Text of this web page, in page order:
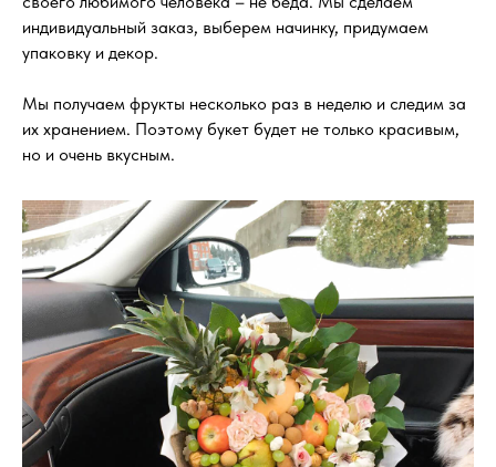
индивидуальный заказ, выберем начинку, придумаем
упаковку и декор.
Мы получаем фрукты несколько раз в неделю и следим за
их хранением. Поэтому букет будет не только красивым,
но и очень вкусным.